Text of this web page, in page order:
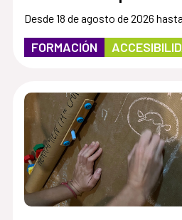
cultura inclusiva en
instituciones y
Desde 18 de agosto de 2026
FORMACIÓN